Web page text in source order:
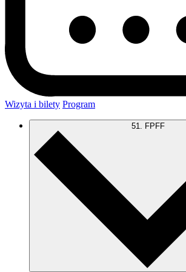
Wizyta i bilety Program
51. FPFF